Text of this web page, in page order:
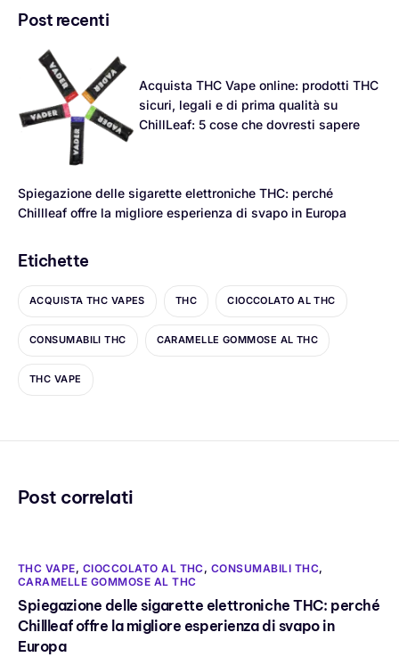
Post recenti
Acquista THC Vape online: prodotti THC
sicuri, legali e di prima qualità su
ChillLeaf: 5 cose che dovresti sapere
Spiegazione delle sigarette elettroniche THC: perché
Chillleaf offre la migliore esperienza di svapo in Europa
Etichette
ACQUISTA THC VAPES THC CIOCCOLATO AL THC
CONSUMABILI THC CARAMELLE GOMMOSE AL THC
THC VAPE
Post correlati
THC VAPE, CIOCCOLATO AL THC, CONSUMABILI THC,
CARAMELLE GOMMOSE AL THC
Spiegazione delle sigarette elettroniche THC: perché
Chillleaf offre la migliore esperienza di svapo in
Europa